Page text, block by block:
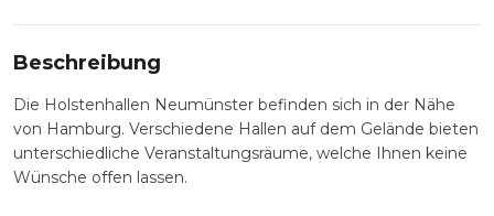
Beschreibung
Die Holstenhallen Neumünster befinden sich in der Nähe
von Hamburg. Verschiedene Hallen auf dem Gelände bieten
unterschiedliche Veranstaltungsräume, welche Ihnen keine
Wünsche offen lassen.